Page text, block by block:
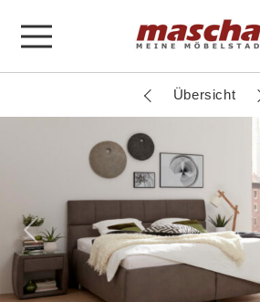
Übersicht